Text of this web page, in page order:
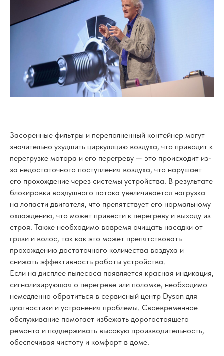
Засоренные фильтры и переполненный контейнер могут
значительно ухудшить циркуляцию воздуха, что приводит к
перегрузке мотора и его перегреву — это происходит из-
за недостаточного поступления воздуха, что нарушает
его прохождение через системы устройства. В результате
блокировки воздушного потока увеличивается нагрузка
на лопасти двигателя, что препятствует его нормальному
охлаждению, что может привести к перегреву и выходу из
строя. Также необходимо вовремя очищать насадки от
грязи и волос, так как это может препятствовать
прохождению достаточного количества воздуха и
снижать эффективность работы устройства.
Если на дисплее пылесоса появляется красная индикация,
сигнализирующая о перегреве или поломке, необходимо
немедленно обратиться в сервисный центр Dyson для
диагностики и устранения проблемы. Своевременное
обслуживание помогает избежать дорогостоящего
ремонта и поддерживать высокую производительность,
обеспечивая чистоту и комфорт в доме.